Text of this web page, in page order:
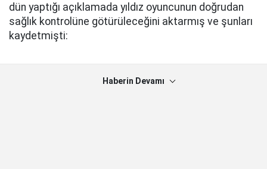
dün yaptığı açıklamada yıldız oyuncunun doğrudan
sağlık kontrolüne götürüleceğini aktarmış ve şunları
kaydetmişti:
Haberin Devamı